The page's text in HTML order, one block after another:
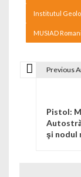
Institutul
MUSIAD
Previous
Pistol:
şi nodul